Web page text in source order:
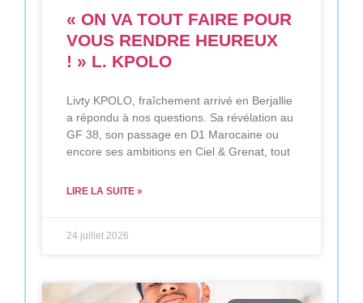
« ON VA TOUT FAIRE POUR
VOUS RENDRE HEUREUX
! » L. KPOLO
Livty KPOLO, fraîchement arrivé en Berjallie
a répondu à nos questions. Sa révélation au
GF 38, son passage en D1 Marocaine ou
encore ses ambitions en Ciel & Grenat, tout
LIRE LA SUITE »
24 juillet 2026